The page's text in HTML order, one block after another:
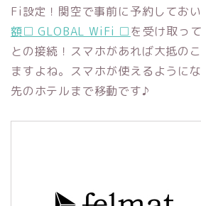
Fi設定！関空で事前に予約してお
額□ GLOBAL WiFi □を受け取っ
との接続！スマホがあれば大抵の
ますよね。スマホが使えるように
先のホテルまで移動です♪